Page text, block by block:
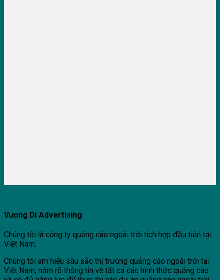
Vương Di Advertising
Chúng tôi là công ty quảng cáo ngoài trời tích hợp đầu tiên tại
Việt Nam.
Chúng tôi am hiểu sâu sắc thị trường quảng cáo ngoài trời tại
Việt Nam, nắm rõ thông tin về tất cả các hình thức quảng cáo